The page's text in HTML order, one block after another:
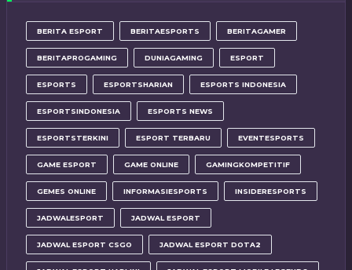
BERITA ESPORT BERITAESPORTS BERITAGAMER
BERITAPROGAMING DUNIAGAMING ESPORT
ESPORTS ESPORTSHARIAN ESPORTS INDONESIA
ESPORTSINDONESIA ESPORTS NEWS
ESPORTSTERKINI ESPORT TERBARU EVENTESPORTS
GAME ESPORT GAME ONLINE GAMINGKOMPETITIF
GEMES ONLINE INFORMASIESPORTS INSIDERESPORTS
JADWALESPORT JADWAL ESPORT
JADWAL ESPORT CSGO JADWAL ESPORT DOTA2